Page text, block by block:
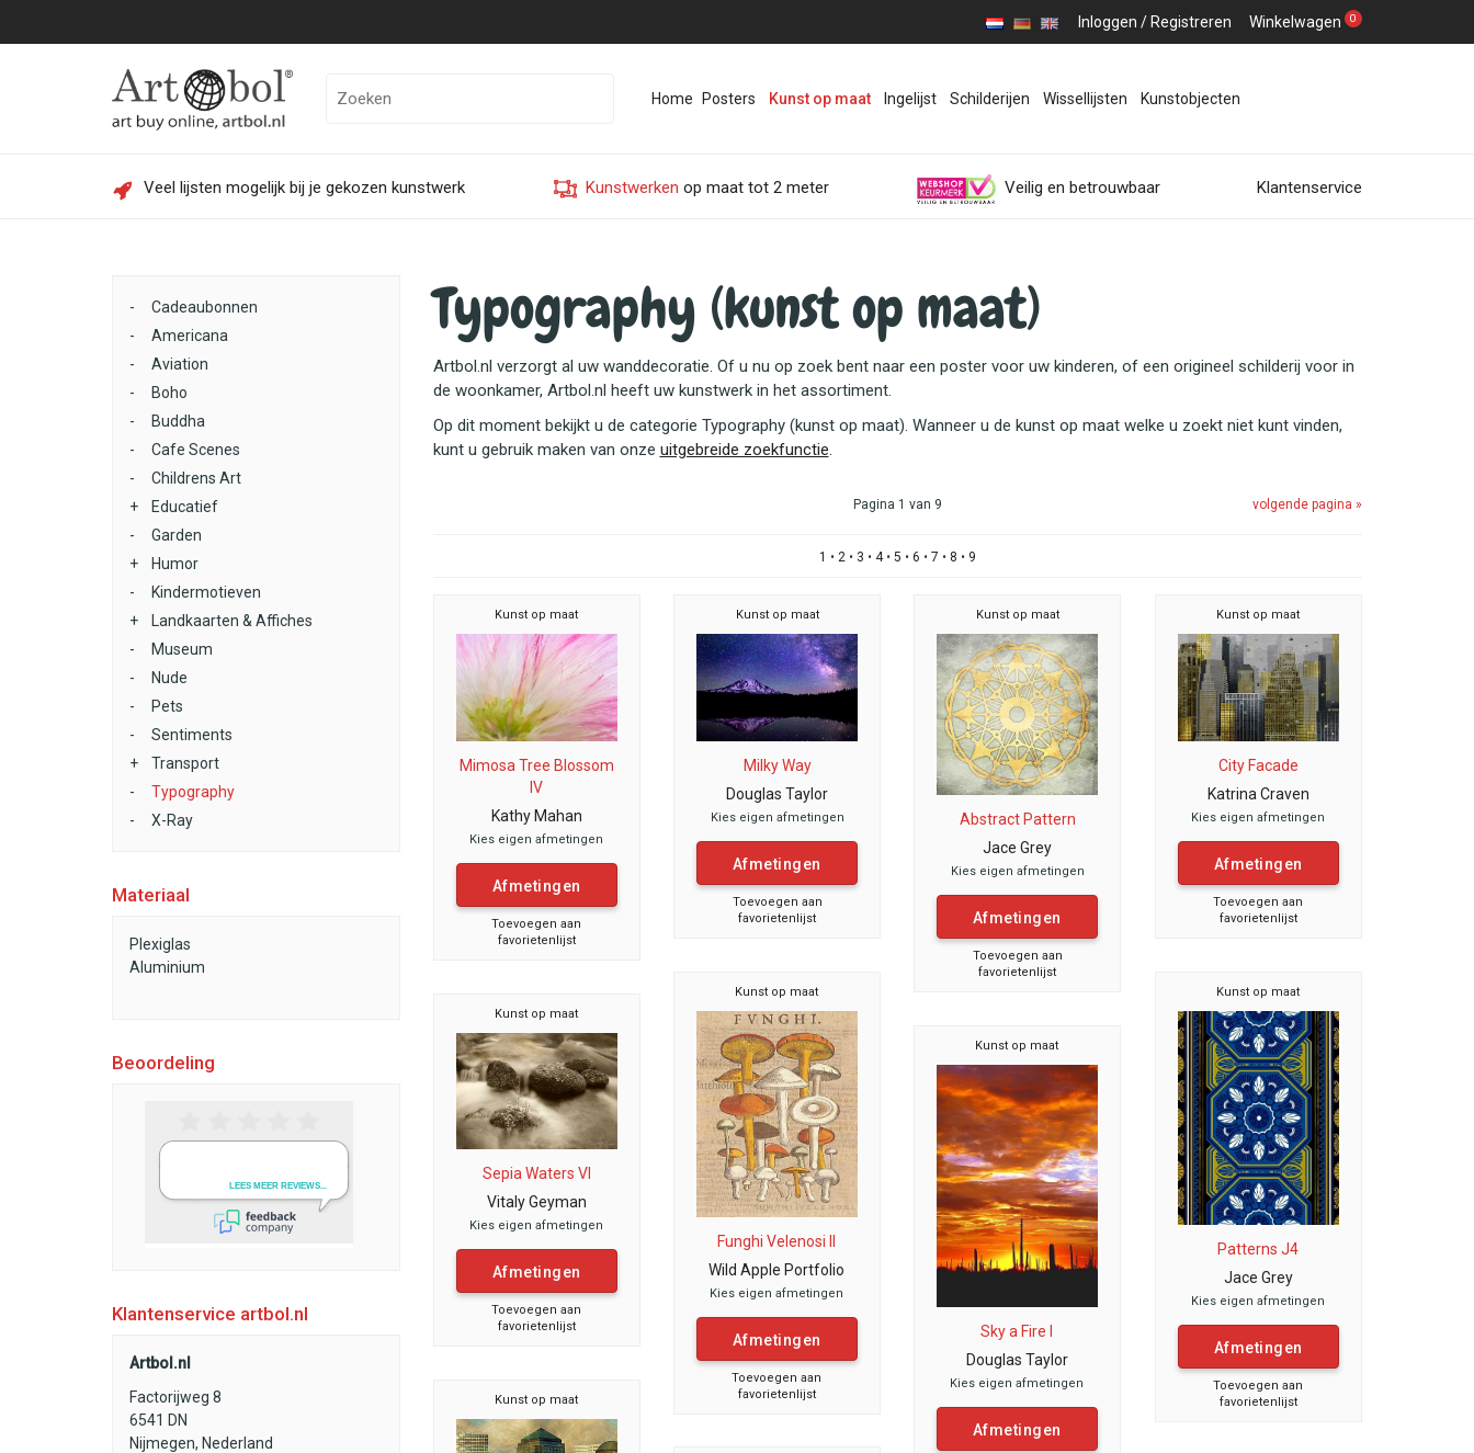
Inloggen / Registreren Winkelwagen 0
Home Posters Kunst op maat Ingelijst Schilderijen Wissellijsten Kunstobjecten
Veel lijsten mogelijk bij je gekozen kunstwerk Kunstwerken op maat tot 2 meter Veilig en betrouwbaar Klantenservice
-
Cadeaubonnen
-
Americana
-
Aviation
-
Boho
-
Buddha
-
Cafe Scenes
-
Childrens Art
+
Educatief
-
Garden
+
Humor
-
Kindermotieven
+
Landkaarten & Affiches
-
Museum
-
Nude
-
Pets
-
Sentiments
+
Transport
-
Typography
-
X-Ray
Materiaal
Plexiglas
Aluminium
Beoordeling
Klantenservice artbol.nl
Artbol.nl
Factorijweg 8
6541 DN
Nijmegen, Nederland
Typography (kunst op maat)
Artbol.nl verzorgt al uw wanddecoratie. Of u nu op zoek bent naar een poster voor uw kinderen, of een origineel schilderij voor in
de woonkamer, Artbol.nl heeft uw kunstwerk in het assortiment.
Op dit moment bekijkt u de categorie Typography (kunst op maat). Wanneer u de kunst op maat welke u zoekt niet kunt vinden,
kunt u gebruik maken van onze uitgebreide zoekfunctie.
Pagina 1 van 9 volgende pagina »
1 • 2• 3 • 4• 5 • 6 • 7 • 8 • 9
Kunst op maat
Mimosa Tree Blossom
IV
Kathy Mahan
Kies eigen afmetingen
Afmetingen
Toevoegen aan
favorietenlijst
Kunst op maat
Milky Way
Douglas Taylor
Kies eigen afmetingen
Afmetingen
Toevoegen aan
favorietenlijst
Kunst op maat
Abstract Pattern
Jace Grey
Kies eigen afmetingen
Afmetingen
Toevoegen aan
favorietenlijst
Kunst op maat
City Facade
Katrina Craven
Kies eigen afmetingen
Afmetingen
Toevoegen aan
favorietenlijst
Kunst op maat
Funghi Velenosi II
Wild Apple Portfolio
Kies eigen afmetingen
Afmetingen
Toevoegen aan
favorietenlijst
Kunst op maat
Patterns J4
Jace Grey
Kies eigen afmetingen
Afmetingen
Toevoegen aan
favorietenlijst
Kunst op maat
Sepia Waters VI
Vitaly Geyman
Kies eigen afmetingen
Afmetingen
Toevoegen aan
favorietenlijst
Kunst op maat
Sky a Fire I
Douglas Taylor
Kies eigen afmetingen
Afmetingen
Kunst op maat